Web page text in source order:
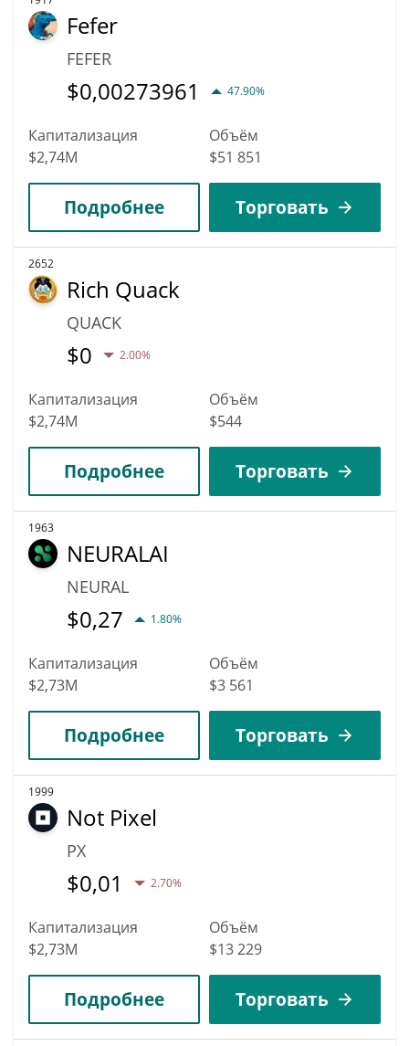
Fefer
FEFER
$0,00273961 47.90%
Капитализация
$2,74M
Объём
$51 851
Подробнее Торговать
2652
Rich Quack
QUACK
$0 2.00%
Капитализация
$2,74M
Объём
$544
Подробнее Торговать
1963
NEURALAI
NEURAL
$0,27 1.80%
Капитализация
$2,73M
Объём
$3 561
Подробнее Торговать
1999
Not Pixel
PX
$0,01 2.70%
Капитализация
$2,73M
Объём
$13 229
Подробнее Торговать